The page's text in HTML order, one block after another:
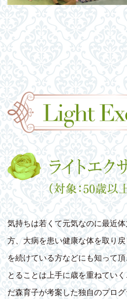
気持ちは若くて元気なのに最近
方、大病を患い健康な体を取り
を続けている方などにも知って
とることは上手に歳を重ねてい
だ森育子が考案した独自のプロ